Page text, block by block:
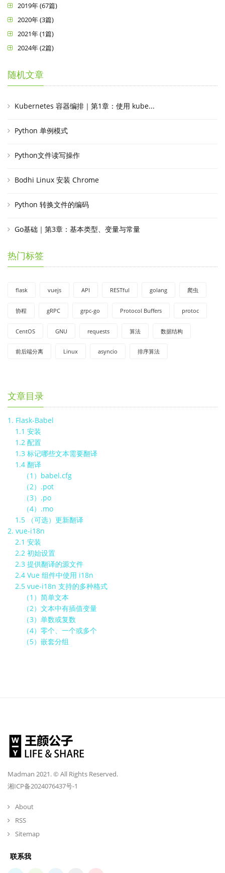
2019年 (67篇)
2020年 (3篇)
2021年 (1篇)
2024年 (2篇)
随机文章
Kubernetes 容器编排｜第1章：使用 kube...
Python 单例模式
Python文件读写操作
Bodhi Linux 安装 Chrome
Python 转换文件的编码
Go基础｜第3章：基本类型、变量与常量
热门标签
flask vuejs API RESTful golang 爬虫
协程 gRPC grpc-go Protocol Buffers protoc
CentOS GNU requests 算法 数据结构
前后端分离 Linux asyncio 排序算法
文章目录
1. Flask-Babel
1.1 安装
1.2 配置
1.3 标记哪些文本需要翻译
1.4 翻译
（1）babel.cfg
（2）.pot
（3）.po
（4）.mo
1.5 （可选）更新翻译
2. vue-i18n
2.1 安装
2.2 初始设置
2.3 提供翻译的源文件
2.4 Vue 组件中使用 i18n
2.5 vue-i18n 支持的多种格式
（1）简单文本
（2）文本中有插值变量
（3）单数或复数
（4）零个、一个或多个
（5）嵌套分组
Madman 2021. © All Rights Reserved.
湘ICP备2024076437号-1
About
RSS
Sitemap
联系我